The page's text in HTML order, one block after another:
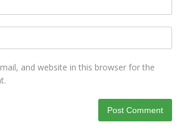
and website in this browser for the